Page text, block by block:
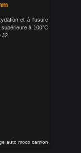
et à l'usure
à 100°C
J2
auto moco camion